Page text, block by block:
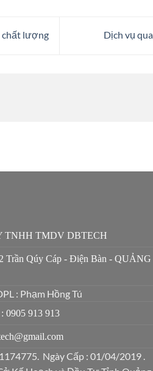
chất lượng Dịch vụ
TNHH TMDV DBTECH
Trần Qúy Cáp - Điện Bàn - QUẢNG
: Phạm Hồng Tú
0905 913 913
Ngày Cấp : 01/04/2019 .